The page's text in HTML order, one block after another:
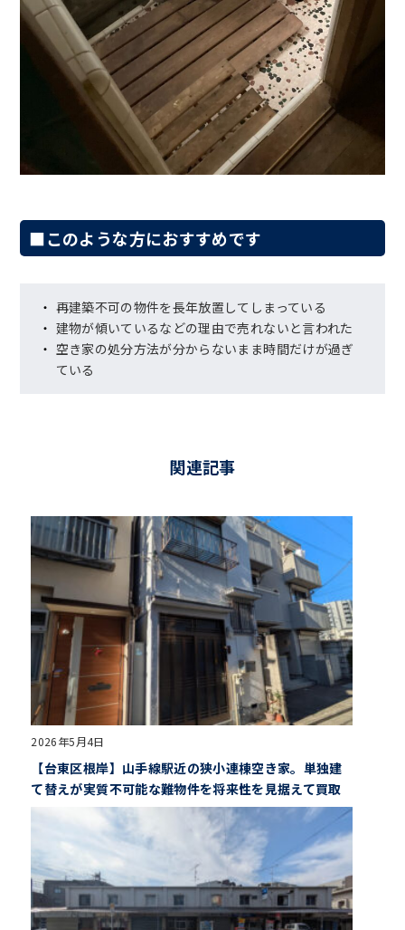
■このような方におすすめです
再建築不可の物件を長年放置してしまっている
建物が傾いているなどの理由で売れないと言われた
空き家の処分方法が分からないまま時間だけが過ぎ
ている
関連記事
2026年5月4日
【台東区根岸】山手線駅近の狭小連棟空き家。単独建
て替えが実質不可能な難物件を将来性を見据えて買取